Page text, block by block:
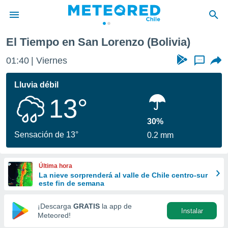
de
por
se
calidad.
a este
las
y
forma
digital
basada
El Tiempo en San Lorenzo (Bolivia)
01:40 Viernes ...
Lluvia débil
13°
Sensación de 13°
30%
0.2 mm
Última hora
La nieve sorprenderá al valle de Chile centro-sur
este fin de semana
¡Descarga GRATIS la app de
Meteored!
Instalar